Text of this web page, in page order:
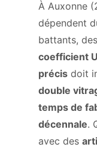
À Auxonne
dépendent
battants,
coefficient
précis doit
double
temps de
décennale.
avec des